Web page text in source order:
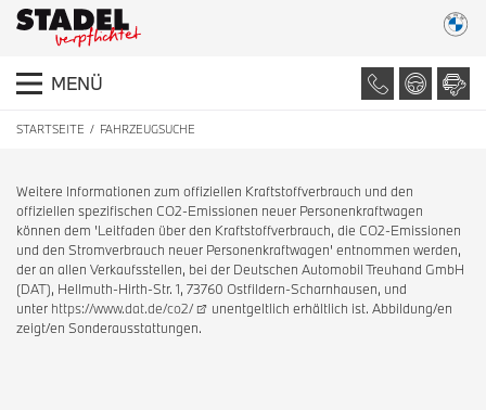
MENÜ
STARTSEITE FAHRZEUGSUCHE
Weitere Informationen zum offiziellen Kraftstoffverbrauch und den
offiziellen spezifischen CO2-Emissionen neuer Personenkraftwagen
können dem 'Leitfaden über den Kraftstoffverbrauch, die CO2-Emissionen
und den Stromverbrauch neuer Personenkraftwagen' entnommen werden,
der an allen Verkaufsstellen, bei der Deutschen Automobil Treuhand GmbH
(DAT), Hellmuth-Hirth-Str. 1, 73760 Ostfildern-Scharnhausen, und
unter https://www.dat.de/co2/
unentgeltlich erhältlich ist. Abbildung/en
zeigt/en Sonderausstattungen.